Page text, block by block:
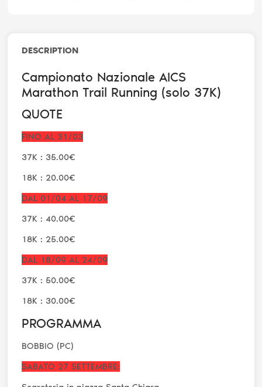
DESCRIPTION
Campionato Nazionale AICS
Marathon Trail Running (solo 37K)
QUOTE
FINO AL 31/03
37K : 35.00€
18K : 20.00€
DAL 01/04 AL 17/09
37K : 40.00€
18K : 25.00€
DAL 18/09 AL 24/09
37K : 50.00€
18K : 30.00€
PROGRAMMA
BOBBIO (PC)
SABATO 27 SETTEMBRE: